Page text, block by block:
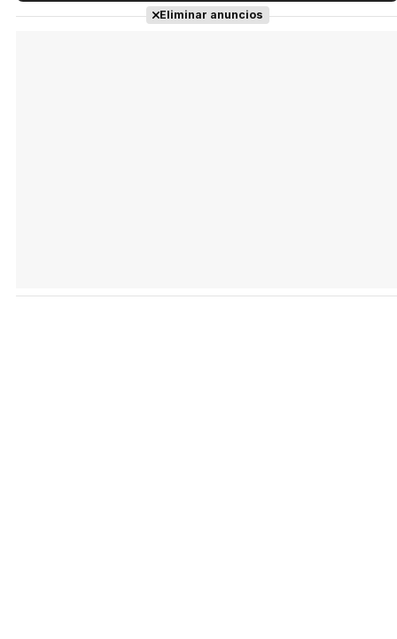
Tráiler en español de 'La isla olvidada'
Eliminar anuncios